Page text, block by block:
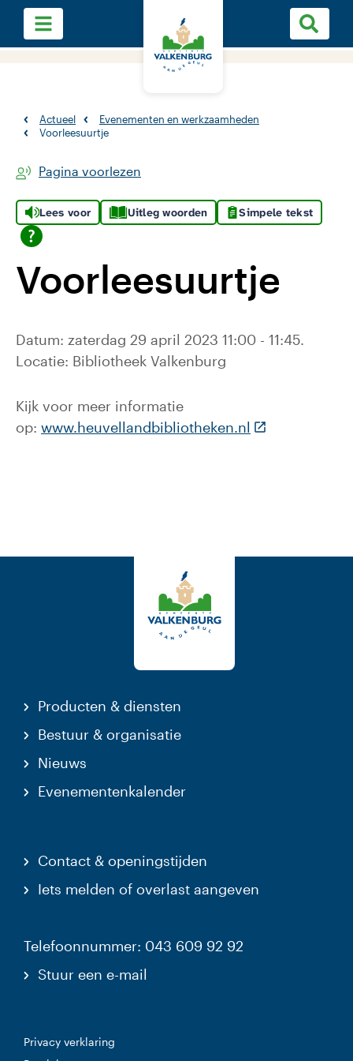
Actueel
Evenementen en werkzaamheden
Voorleesuurtje
Pagina voorlezen
Lees voor Uitleg woorden Simpele tekst
Voorleesuurtje
Datum: zaterdag 29 april 2023 11:00 - 11:45.
Locatie: Bibliotheek Valkenburg
Kijk voor meer informatie
op: www.heuvellandbibliotheken.nl (Deze link
Producten & diensten
Bestuur & organisatie
Nieuws
Evenementenkalender
Contact & openingstijden
Iets melden of overlast aangeven
Telefoonnummer: 043 609 92 92
Stuur een e-mail
Privacy verklaring